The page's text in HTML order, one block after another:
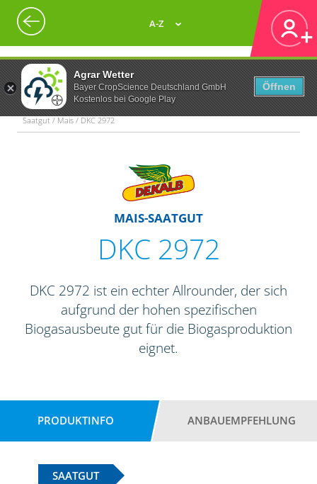
Agrar Wetter
Bayer CropScience Deutschland GmbH
Kostenlos bei Google Play
Öffnen
A-Z
Saatgut / Mais / DKC 2972
MAIS-SAATGUT
DKC 2972
DKC 2972 ist ein echter Allrounder, der sich
aufgrund der hohen spezifischen
Biogasausbeute gut für die Biogasproduktion
eignet.
PRODUKTINFO ANBAUEMPFEHLUNG
SAATGUT